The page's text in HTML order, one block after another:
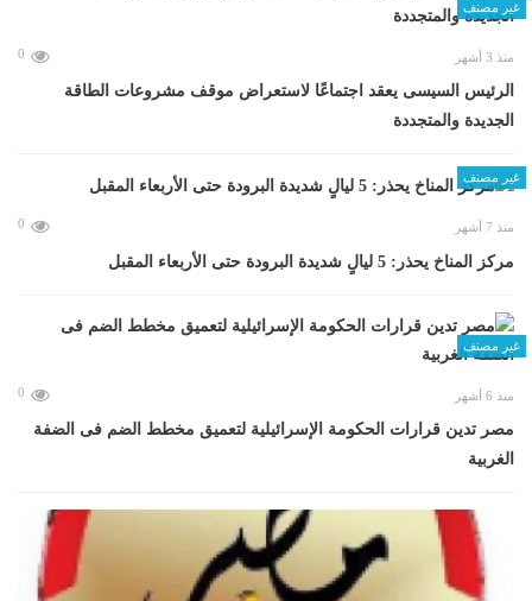
غير مصنف
منذ 3 أشهر 0
الرئيس السيسى يعقد اجتماعًا لاستعراض موقف مشروعات الطاقة
الجديدة والمتجددة
غير مصنف
منذ 7 أشهر 0
مركز المناخ يحذر: 5 ليالٍ شديدة البرودة حتى الأربعاء المقبل
غير مصنف
منذ 6 أشهر 0
مصر تدين قرارات الحكومة الإسرائيلية لتعميق مخطط الضم فى الضفة
الغربية